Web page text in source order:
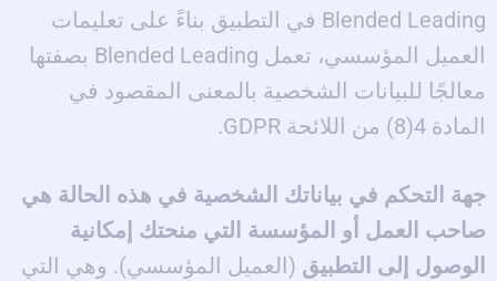
Blended Leading في التطبيق بناءً على تعليمات
العميل المؤسسي، تعمل Blended Leading بصفتها
معالجًا للبيانات الشخصية بالمعنى المقصود في
المادة 4(8) من اللائحة GDPR.
جهة التحكم في بياناتك الشخصية في هذه الحالة هي
صاحب العمل أو المؤسسة التي منحتك إمكانية
الوصول إلى التطبيق (العميل المؤسسي). وهي التي